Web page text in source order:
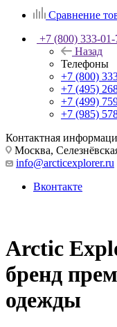
Сравнение
+7 (800) 333-01-
Назад
Телефоны
+7 (800)
+7 (495)
+7 (499)
+7 (985)
Контактная
Москва,
info@arcticexplorer.ru
Вконтакте
Arctic
бренд
одежды